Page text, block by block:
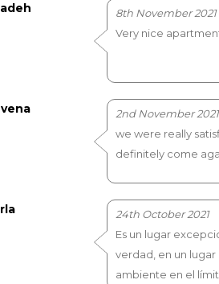
8th November 2021
Very nice
2nd November 2021
we were really
definitely come
24th October 2021
Es un lugar
verdad, en un
ambiente en el